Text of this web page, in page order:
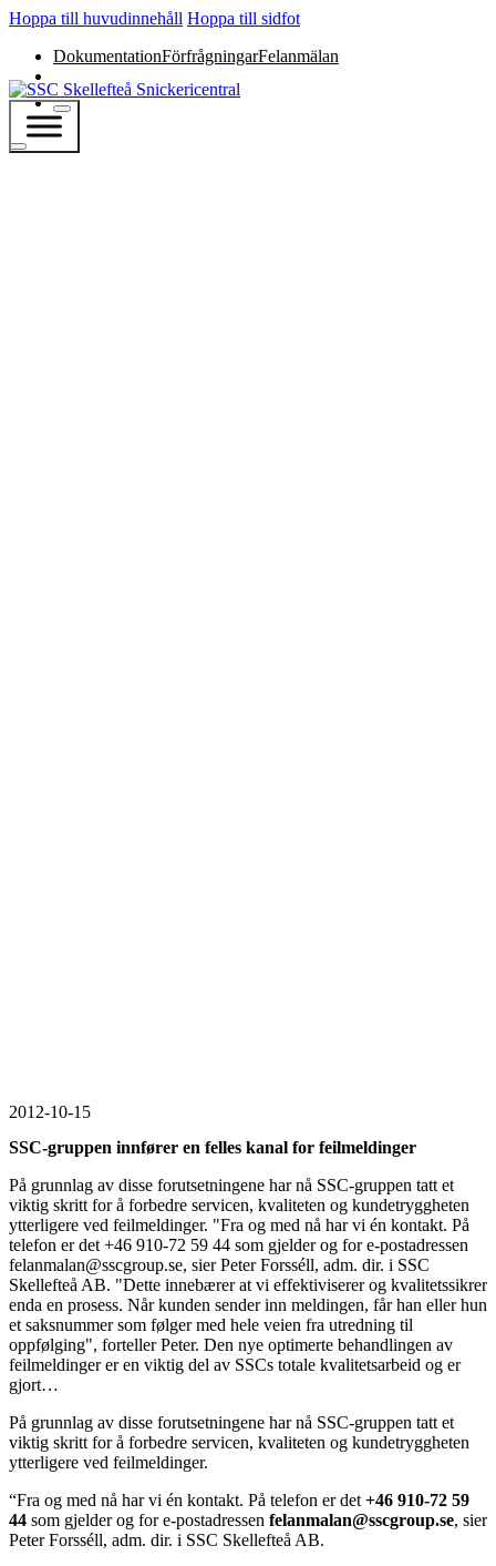
Hoppa till huvudinnehåll Hoppa till sidfot
DokumentationFörfrågningarFelanmälan
2012-10-15
SSC-gruppen innfører en felles kanal for feilmeldinger
På grunnlag av disse forutsetningene har nå SSC-gruppen tatt et
viktig skritt for å forbedre servicen, kvaliteten og kundetryggheten
ytterligere ved feilmeldinger. "Fra og med nå har vi én kontakt. På
telefon er det +46 910-72 59 44 som gjelder og for e-postadressen
felanmalan@sscgroup.se, sier Peter Forsséll, adm. dir. i SSC
Skellefteå AB. "Dette innebærer at vi effektiviserer og kvalitetssikrer
enda en prosess. Når kunden sender inn meldingen, får han eller hun
et saksnummer som følger med hele veien fra utredning til
oppfølging", forteller Peter. Den nye optimerte behandlingen av
feilmeldinger er en viktig del av SSCs totale kvalitetsarbeid og er
gjort…
På grunnlag av disse forutsetningene har nå SSC-gruppen tatt et
viktig skritt for å forbedre servicen, kvaliteten og kundetryggheten
ytterligere ved feilmeldinger.
“Fra og med nå har vi én kontakt. På telefon er det +46 910-72 59
44 som gjelder og for e-postadressen felanmalan@sscgroup.se, sier
Peter Forsséll, adm. dir. i SSC Skellefteå AB.